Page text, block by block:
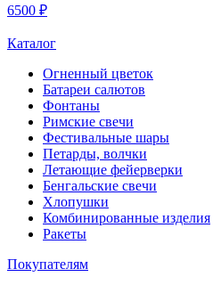
6500 ₽
Каталог
Огненный цветок
Батареи салютов
Фонтаны
Римские свечи
Фестивальные шары
Петарды, волчки
Летающие фейерверки
Бенгальские свечи
Хлопушки
Комбинированные изделия
Ракеты
Покупателям